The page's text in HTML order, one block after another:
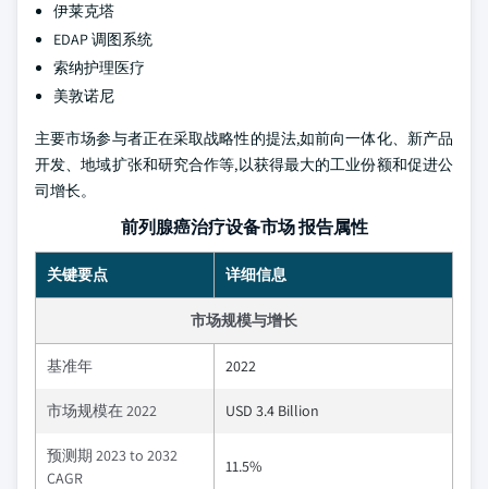
伊莱克塔
EDAP 调图系统
索纳护理医疗
美敦诺尼
主要市场参与者正在采取战略性的提法,如前向一体化、新产品
开发、地域扩张和研究合作等,以获得最大的工业份额和促进公
司增长。
前列腺癌治疗设备市场 报告属性
关键要点 详细信息
市场规模与增长
基准年 2022
市场规模在 2022 USD 3.4 Billion
预测期 2023 to 2032
CAGR
11.5%